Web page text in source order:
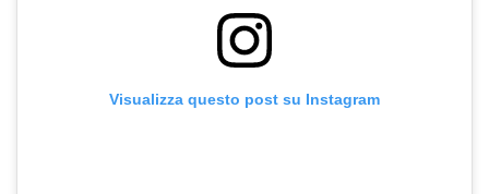
Visualizza questo post su Instagram